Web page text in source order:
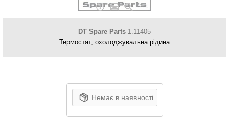
DT Spare Parts 1.11405
Термостат, охолоджувальна рідина
Немає в наявності